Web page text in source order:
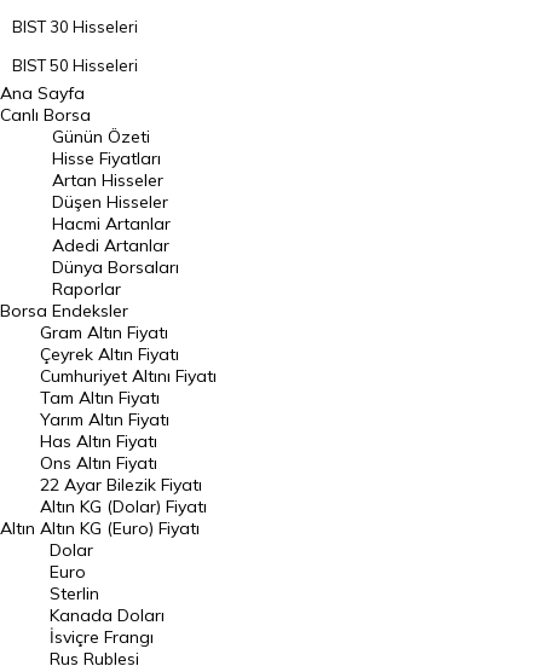
BIST 30 Hisseleri
BIST 50 Hisseleri
BIST 100 Hisseleri
En Çok Artan Hisseler
En Çok Düşen Hisseler
Hacmi Artanlar
Geçmiş Kapanışlar
Dünya Borsaları
Raporlar
Endeksler
DÖVİZ
Döviz Kuru
Dolar Kuru
Euro Kuru
Pound Kuru
Frank Kuru
Riyal Kuru
Ana Sayfa
Canlı Borsa
Borsa
Günün Özeti
Hisse Fiyatları
Artan Hisseler
Düşen Hisseler
Hacmi Artanlar
Adedi Artanlar
Dünya Borsaları
Raporlar
Endeksler
Altın
Gram Altın Fiyatı
Çeyrek Altın Fiyatı
Cumhuriyet Altını Fiyatı
Tam Altın Fiyatı
Yarım Altın Fiyatı
Has Altın Fiyatı
Ons Altın Fiyatı
22 Ayar Bilezik Fiyatı
Altın KG (Dolar) Fiyatı
Altın KG (Euro) Fiyatı
Dolar
Euro
Sterlin
Kanada Doları
İsviçre Frangı
Rus Rublesi